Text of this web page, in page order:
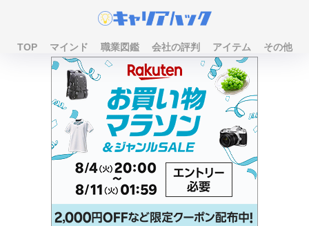
TOP マインド 職業図鑑 会社の評判 アイテム その他